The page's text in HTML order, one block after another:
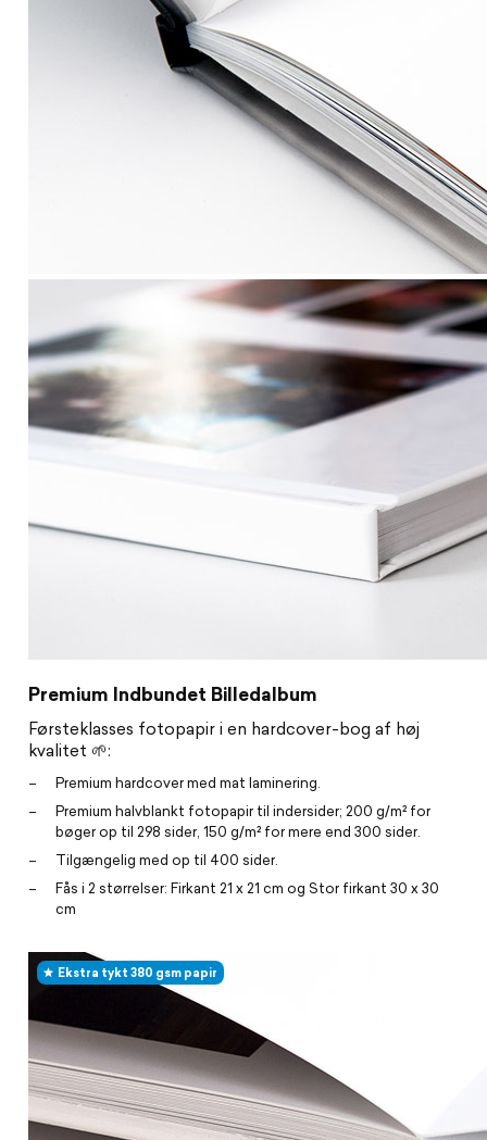
Premium Indbundet Billedalbum
Førsteklasses fotopapir i en hardcover-bog af høj
kvalitet 🌱:
Premium hardcover med mat laminering.
Premium halvblankt fotopapir til indersider; 200 g/m² for
bøger op til 298 sider, 150 g/m² for mere end 300 sider.
Tilgængelig med op til 400 sider.
Fås i 2 størrelser: Firkant 21 x 21 cm og Stor firkant 30 x 30
cm
Ekstra tykt 380 gsm papir